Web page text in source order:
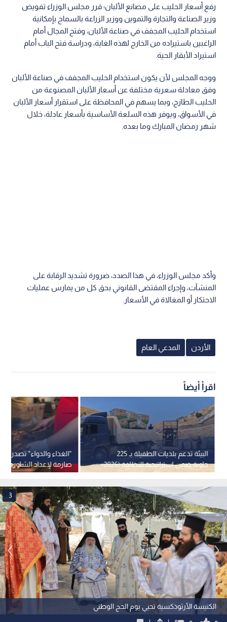
رفع أسعار الحليب على مصانع الألبان؛ قرر مجلس الوزراء تفويض
وزير الصناعة والتجارة والتموين ووزير الزراعة بالسماح بإمكانية
استخدام الحليب المجفف في صناعة الألبان، وفتح المجال أمام
الراغبين باستيراده من الخارج لهذه الغاية، ودراسة فتح الباب أمام
استيراد الأبقار الحية.
ووجه المجلس لأن يكون استخدام الحليب المجفف في صناعة الألبان
وفق معادلة سعرية مختلفة عن أسعار الألبان المصنوعة من
الحليب الطازج، وبما يسهم في المحافظة على استقرار أسعار الألبان
في الأسواق، ويوفر هذه السلعة الأساسية بأسعار عادلة، خلال
شهر رمضان المبارك وما بعده.
وأكد مجلس الوزراء، في هذا الصدد، ضرورة تشديد الرقابة على
المنشآت، وإجراء المقتضى القانوني بحق كل من يمارس عمليات
الاحتكار أو المغالاة في الأسعار.
الأردن المدعي العام
اقرأ أيضاً
"الغذاء والدواء" تصدر
صارمة لإعداد الشاورما
المطاعم
البيئة تدعم بلديات الطفيلة بـ 225
حاوية ضمن استراتيجية النظافة (2026-
2027)
الكنيسة الأرثوذكسية تحيي يوم الحج الوطني
3